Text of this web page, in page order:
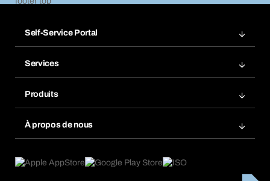
Self-Service Portal
Favoris
Commande automatique
Retour & Réclamation
Services
Gestion des risques chimiques
eProcurement
Guides de choix
Produits
À propos de nous
Ce qui nous motive